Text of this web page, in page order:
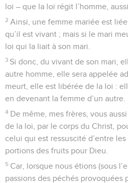
loi – que la loi régit l’homme,
2 Ainsi, une femme mariée est
qu’il est vivant ; mais si le mari
loi qui la liait à son mari.
3 Si donc, du vivant de son mari,
autre homme, elle sera appelée
meurt, elle est libérée de la loi :
en devenant la femme d’un autre.
4 De même, mes frères, vous
de la loi, par le corps du Christ,
celui qui est ressuscité d’entre
portions des fruits pour Dieu.
5 Car, lorsque nous étions (sous
passions des péchés provoquées